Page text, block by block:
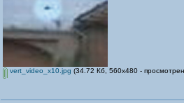
vert_video_x10.jpg (34.72 Кб, 560x480 -